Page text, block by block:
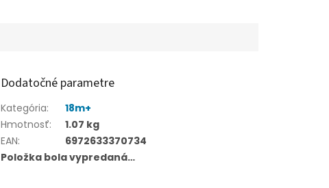
Dodatočné parametre
Kategória:
18m+
Hmotnosť:
1.07 kg
EAN:
6972633370734
Položka bola vypredaná…